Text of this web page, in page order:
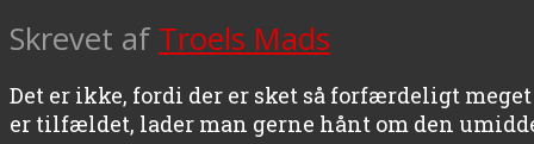
Skrevet af Troels Mads
Det er ikke, fordi der er sket så forfærdeligt meget
er tilfældet, lader man gerne hånt om den